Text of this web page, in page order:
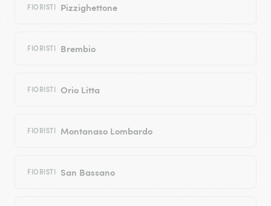
FIORISTI Pizzighettone
FIORISTI Brembio
FIORISTI Orio Litta
FIORISTI Montanaso Lombardo
FIORISTI San Bassano